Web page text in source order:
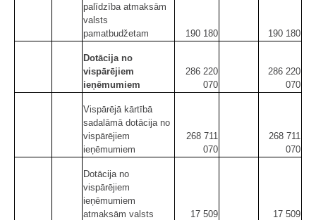
palīdzība atmaksām
valsts
pamatbudžetam
190 180 190 180
Dotācija no
vispārējiem
ieņēmumiem
286 220
070
286 220
070
Vispārējā kārtībā
sadalāmā dotācija no
vispārējiem
ieņēmumiem
268 711
070
268 711
070
Dotācija no
vispārējiem
ieņēmumiem
atmaksām valsts
17 509
17 509